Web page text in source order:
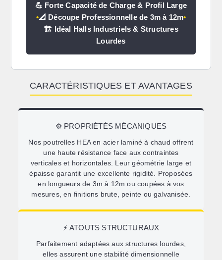
💪 Forte Capacité de Charge & Profil Large
•📐 Découpe Professionnelle de 3m à 12m•
🏗️ Idéal Halls Industriels & Structures
Lourdes
CARACTÉRISTIQUES ET AVANTAGES
⚙️ PROPRIÉTÉS MÉCANIQUES
Nos poutrelles HEA en acier laminé à chaud offrent
une haute résistance face aux contraintes
verticales et horizontales. Leur géométrie large et
épaisse garantit une excellente rigidité. Proposées
en longueurs de 3m à 12m ou coupées à vos
mesures, en finitions brute, peinte ou galvanisée.
⚡ ATOUTS STRUCTURAUX
Parfaitement adaptées aux structures lourdes,
elles assurent une stabilité dimensionnelle